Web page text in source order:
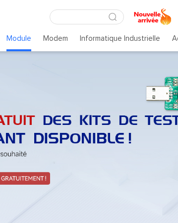
Module Modem Informatique Industrielle